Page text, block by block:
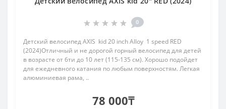
0
Детский велосипед AXIS kid 20 inch Alloy 1 speed RED
(2024)Отличный и не дорогой горный велосипед для детей
в возрасте от 6ти до 10 лет (115-135 см). Хорошо подойдет
для ежедневного катания по любым поверхностям. Легкая
алюминиевая рама, ..
78 000₸